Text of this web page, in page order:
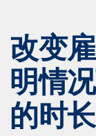
改变
明情
的时长